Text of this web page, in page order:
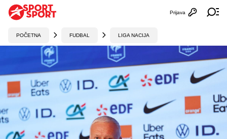
Otvori
Prijava
POČETNA FUDBAL LIGA NACIJA